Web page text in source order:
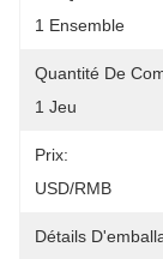
1 Ensemble
Quantité De
1 Jeu
Prix:
USD/RMB
Détails